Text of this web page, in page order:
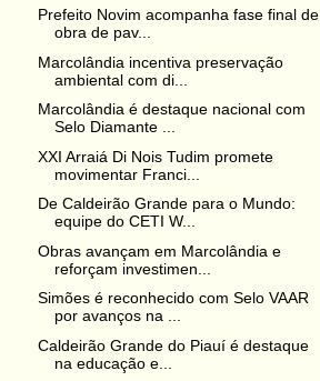
Prefeito Novim acompanha fase final de
obra de pav...
Marcolândia incentiva preservação
ambiental com di...
Marcolândia é destaque nacional com
Selo Diamante ...
XXI Arraiá Di Nois Tudim promete
movimentar Franci...
De Caldeirão Grande para o Mundo:
equipe do CETI W...
Obras avançam em Marcolândia e
reforçam investimen...
Simões é reconhecido com Selo VAAR
por avanços na ...
Caldeirão Grande do Piauí é destaque
na educação e...